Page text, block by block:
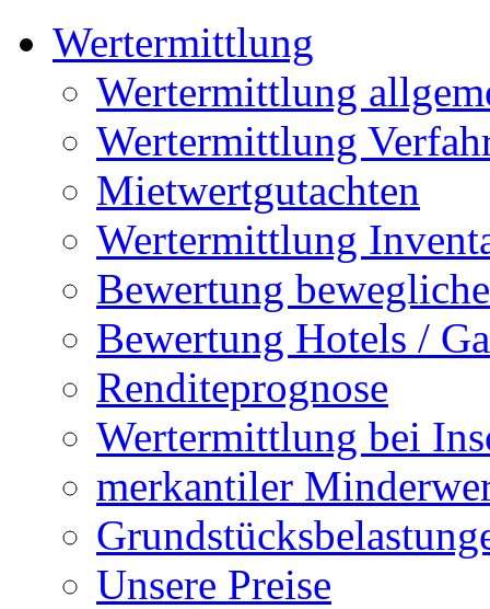
Wertermittlung
Wertermittlung
Wertermittlung
Mietwertgutachten
Wertermittlung
Bewertung
Bewertung Hotels /
Renditeprognose
Wertermittlung bei
merkantiler
Unsere Preise